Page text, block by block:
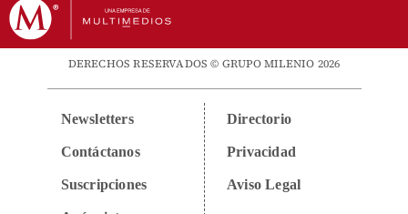
DERECHOS RESERVADOS © GRUPO MILENIO 2026
Newsletters
Contáctanos
Suscripciones
Directorio
Privacidad
Aviso Legal